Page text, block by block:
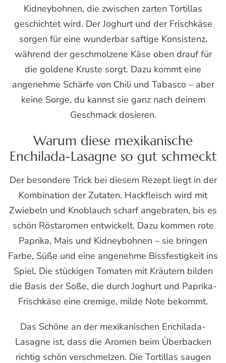
Kidneybohnen, die zwischen zarten Tortillas
geschichtet wird. Der Joghurt und der Frischkäse
sorgen für eine wunderbar saftige Konsistenz,
während der geschmolzene Käse oben drauf für
die goldene Kruste sorgt. Dazu kommt eine
angenehme Schärfe von Chili und Tabasco – aber
keine Sorge, du kannst sie ganz nach deinem
Geschmack dosieren.
Warum diese mexikanische
Enchilada-Lasagne so gut schmeckt
Der besondere Trick bei diesem Rezept liegt in der
Kombination der Zutaten. Hackfleisch wird mit
Zwiebeln und Knoblauch scharf angebraten, bis es
schön Röstaromen entwickelt. Dazu kommen rote
Paprika, Mais und Kidneybohnen – sie bringen
Farbe, Süße und eine angenehme Bissfestigkeit ins
Spiel. Die stückigen Tomaten mit Kräutern bilden
die Basis der Soße, die durch Joghurt und Paprika-
Frischkäse eine cremige, milde Note bekommt.
Das Schöne an der mexikanischen Enchilada-
Lasagne ist, dass die Aromen beim Überbacken
richtig schön verschmelzen. Die Tortillas saugen